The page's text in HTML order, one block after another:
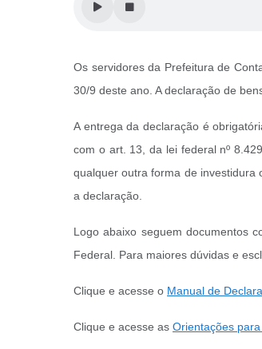
Os servidores da Prefeitura de
30/9 deste ano. A declaração de
A entrega da declaração é
com o art. 13, da lei federal nº
qualquer outra forma de investidura
a declaração.
Logo abaixo seguem documentos
Federal. Para maiores dúvidas e
Clique e acesse o Manual de
Clique e acesse as Orientações